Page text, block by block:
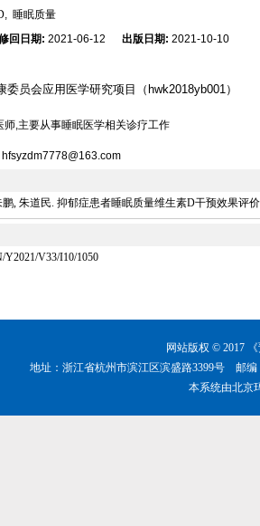
, 睡眠质量
回日期: 2021-06-12 出版日期: 2021-10-10
委员会应用医学研究项目（hwk2018yb001）
师,主要从事睡眠医学相关诊疗工作
, 朱道民. 抑郁症患者睡眠质量维生素D干预效果评价
Y2021/V33/I10/1050
网站版权 © 2017
地址：浙江省杭州市滨江区滨盛路3399号 邮编
本系统由北京